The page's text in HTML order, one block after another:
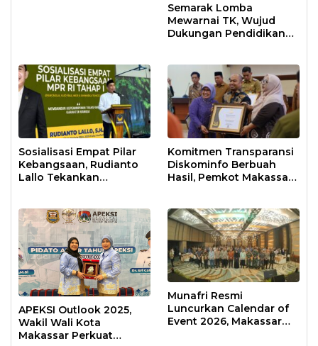
Semarak Lomba
Mewarnai TK, Wujud
Dukungan Pendidikan
Sosialisasi Empat Pilar
Kebangsaan, Rudianto
Lallo Tekankan
Komitmen Transparansi
Diskominfo Berbuah
Hasil, Pemkot Makassar
APEKSI Outlook 2025,
Wakil Wali Kota
Makassar Perkuat
Munafri Resmi
Luncurkan Calendar of
Event 2026, Makassar